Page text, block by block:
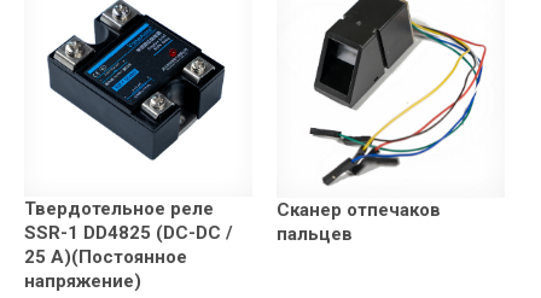
Твердотельное реле
SSR-1 DD4825 (DC-DC /
25 А)(Постоянное
напряжение)
Сканер отпечаков
пальцев